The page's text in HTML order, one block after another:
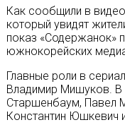
Как сообщили в
который увидят
показ «Содержанок»
южнокорейских
Главные роли в
Владимир Мишуков. В
Старшенбаум, Павел
Константин Юшкевич